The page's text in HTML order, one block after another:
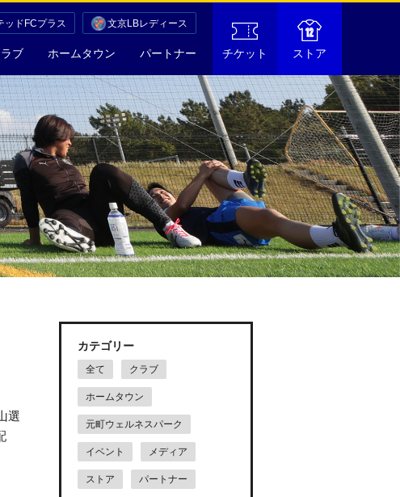
ブ ホームタウン パートナー チケット ストア
ッドFCプラス 文京LBレディース
選
カテゴリー
全て クラブ
ホームタウン
元町ウェルネスパーク
イベント メディア
ストア パートナー